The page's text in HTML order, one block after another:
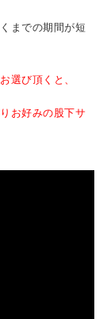
までの期間が短
選び頂くと、
お好みの股下サ